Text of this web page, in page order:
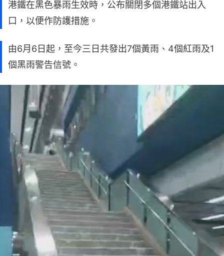
港鐵在黑色暴雨生效時，公布關閉多個港鐵站出入
口，以便作防護措施。
由6月6日起，至今三日共發出7個黃雨、4個紅雨及1
個黑雨警告信號。